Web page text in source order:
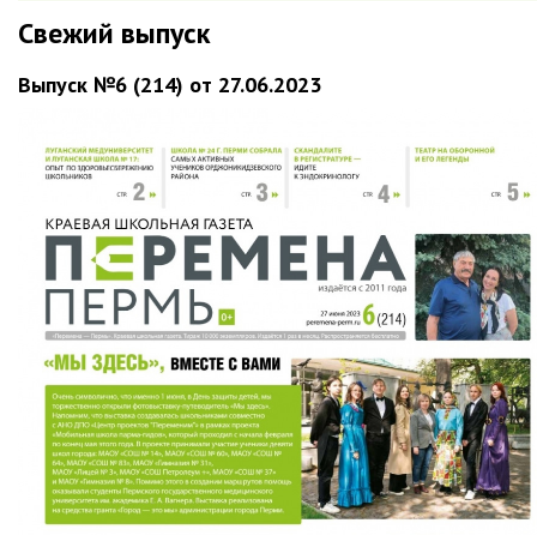
Свежий выпуск
Выпуск №6 (214) от 27.06.2023